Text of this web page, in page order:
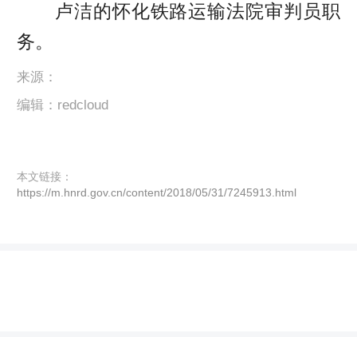
卢洁的怀化铁路运输法院审判员职
务。
来源：
编辑：redcloud
本文链接：
https://m.hnrd.gov.cn/content/2018/05/31/7245913.html